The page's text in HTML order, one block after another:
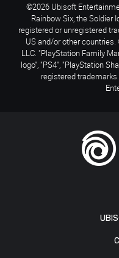
©2026 Ubisoft
Rainbow Six, the Soldier
registered or unregistered
US and/or other
LLC. "PlayStation Family
logo", "PS4", "PlayStation
registered